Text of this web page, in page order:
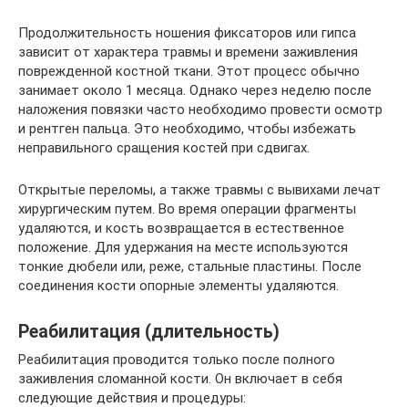
Продолжительность ношения фиксаторов или гипса
зависит от характера травмы и времени заживления
поврежденной костной ткани. Этот процесс обычно
занимает около 1 месяца. Однако через неделю после
наложения повязки часто необходимо провести осмотр
и рентген пальца. Это необходимо, чтобы избежать
неправильного сращения костей при сдвигах.
Открытые переломы, а также травмы с вывихами лечат
хирургическим путем. Во время операции фрагменты
удаляются, и кость возвращается в естественное
положение. Для удержания на месте используются
тонкие дюбели или, реже, стальные пластины. После
соединения кости опорные элементы удаляются.
Реабилитация (длительность)
Реабилитация проводится только после полного
заживления сломанной кости. Он включает в себя
следующие действия и процедуры: